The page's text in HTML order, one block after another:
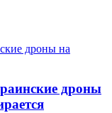
дроны